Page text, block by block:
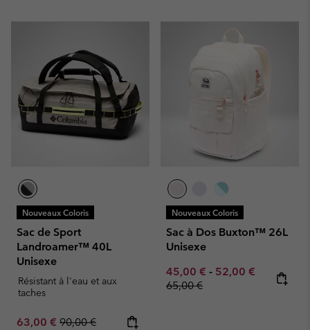
Nouveaux Coloris
Sac de Sport
Landroamer™ 40L
Unisexe
Résistant à l'eau et aux
taches
Sale price:
63,00 € Regular price:
90,00 €
Nouveaux Coloris
Sac à Dos Buxton™ 26L
Unisexe
Minimum sale price:
45,00 € - Maximum sale
52,00 € Regular
65,00 €